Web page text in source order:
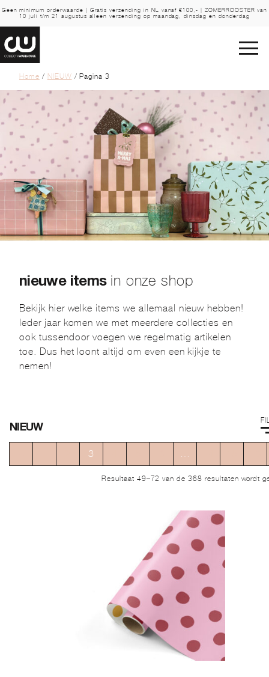
Geen minimum orderwaarde | Gratis verzending in NL vanaf €100,- | ZOMERROOSTER van
10 juli t/m 21 augustus alleen verzending op maandag, dinsdag en donderdag
Home / NIEUW / Pagina 3
nieuwe items in onze shop
Bekijk hier welke items we allemaal nieuw hebben!
Ieder jaar komen we met meerdere collecties en
ook tussendoor voegen we regelmatig artikelen
toe. Dus het loont altijd om even een kijkje te
nemen!
NIEUW
3 …
Resultaat 49–72 van de 368 resultaten wordt